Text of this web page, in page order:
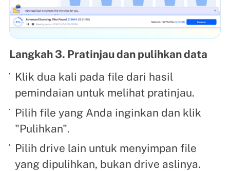
Langkah 3. Pratinjau dan pulihkan data
Klik dua kali pada file dari hasil
pemindaian untuk melihat pratinjau.
Pilih file yang Anda inginkan dan klik
"Pulihkan".
Pilih drive lain untuk menyimpan file
yang dipulihkan, bukan drive aslinya.